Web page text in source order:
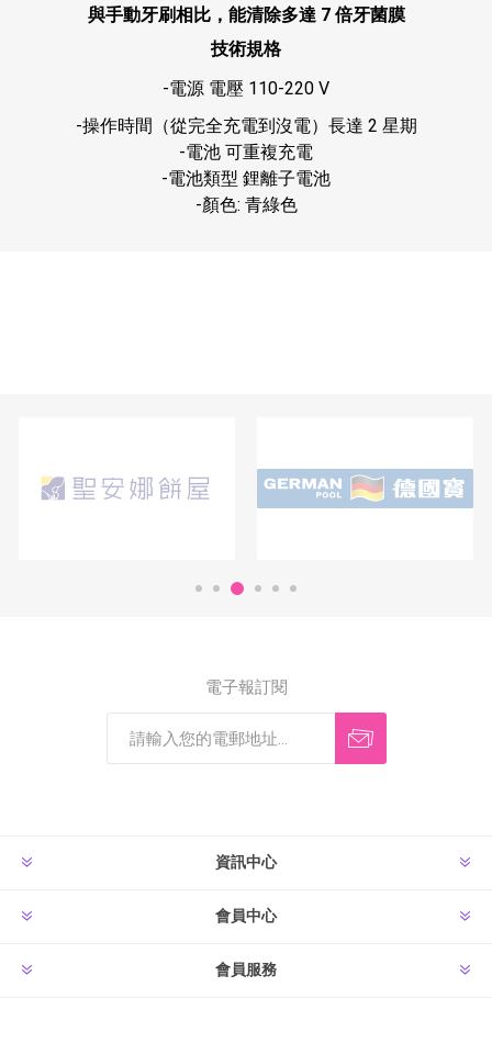
與手動牙刷相比，能清除多達 7 倍牙菌膜
技術規格
-電源 電壓 110-220 V
-操作時間（從完全充電到沒電）長達 2 星期
-電池 可重複充電
-電池類型 鋰離子電池
-顏色: 青綠色
電子報訂閱
資訊中心
會員中心
會員服務